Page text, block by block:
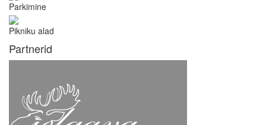
Parkimine
Pikniku alad
Partnerid